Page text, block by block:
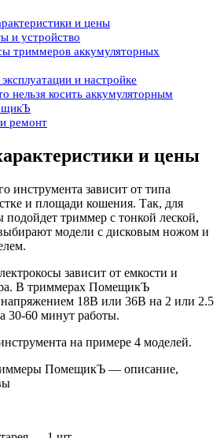
и цены
и устройство
триммеров аккумуляторных
и настройке
нельзя косить аккумуляторным
ремонт
и цены
инструмента зависит от типа
и площади кошения. Так, для
подойдет триммер с тонкой леской,
модели с дисковым ножом и
зависит от емкости и
В триммерах ПомещикЪ
напряжением 18В или 36В на 2 или 2.5
30-60 минут работы.
на примере 4 моделей.